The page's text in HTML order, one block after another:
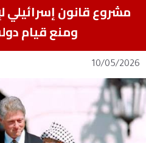
مشروع قانون إسرائيلي
ومنع قيام
10/05/2026